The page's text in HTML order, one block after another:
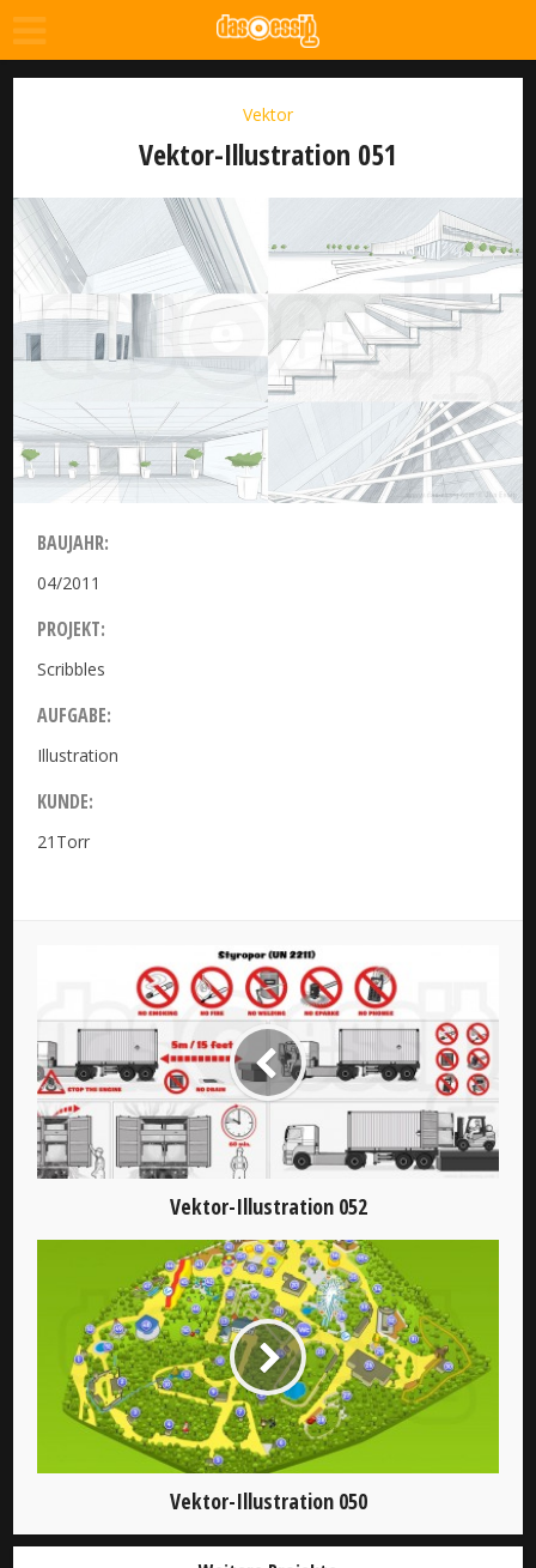
Vektor
Vektor-Illustration 051
BAUJAHR:
04/2011
PROJEKT:
Scribbles
AUFGABE:
Illustration
KUNDE:
21Torr
Vektor-Illustration 052
Vektor-Illustration 050